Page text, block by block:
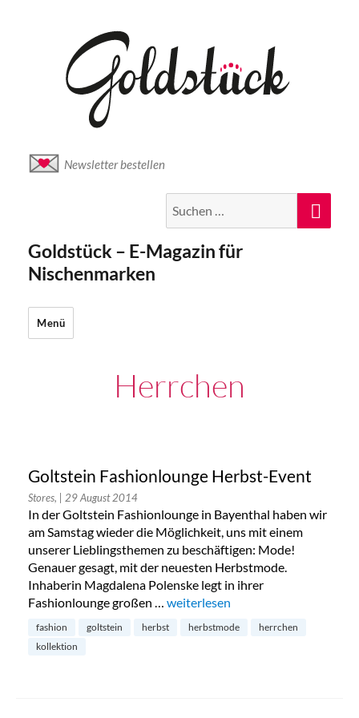
Newsletter bestellen
nach:
Goldstück – E-Magazin für
Nischenmarken
Menü
Herrchen
Goltstein Fashionlounge Herbst-Event
Stores, | 29 August 2014
In der Goltstein Fashionlounge in Bayenthal haben wir
am Samstag wieder die Möglichkeit, uns mit einem
unserer Lieblingsthemen zu beschäftigen: Mode!
Genauer gesagt, mit der neuesten Herbstmode.
Inhaberin Magdalena Polenske legt in ihrer
Fashionlounge großen … „Goltstein Fashionlounge Herbst-
weiterlesen
fashion goltstein herbst herbstmode
herrchen
kollektion